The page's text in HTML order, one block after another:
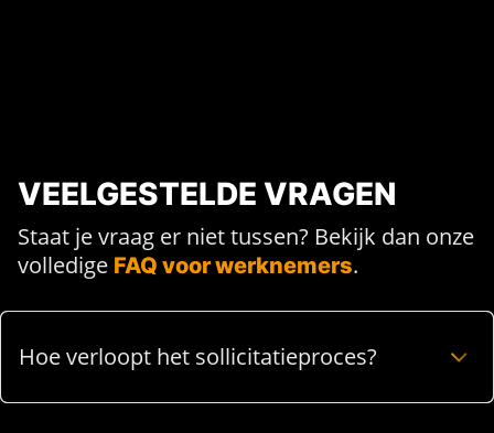
VEELGESTELDE VRAGEN
Staat je vraag er niet tussen? Bekijk dan onze
volledige FAQ voor werknemers.
Hoe verloopt het sollicitatieproces?